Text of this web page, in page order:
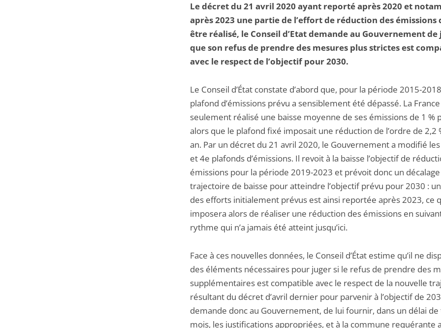
Le décret du 21 avril 2020 ayant reporté après 2020 et
après 2023 une partie de l’effort de réduction des émissions
être réalisé, le Conseil d’Etat demande au Gouvernement
que son refus de prendre des mesures plus strictes est
avec le respect de l’objectif pour 2030.
Le Conseil d’État constate d’abord que, pour la période 2015-
plafond d’émissions prévu a sensiblement été dépassé. La France
seulement réalisé une baisse moyenne de ses émissions de 1 %
alors que le plafond fixé imposait une réduction de l’ordre de 2,2
an. Par un décret du 21 avril 2020, le Gouvernement a modifié
et 4e plafonds d’émissions. Il revoit à la baisse l’objectif de
émissions pour la période 2019-2023 et prévoit donc un
trajectoire de baisse pour atteindre l’objectif prévu pour 2030 :
des efforts initialement prévus est ainsi reportée après 2023, ce
imposera alors de réaliser une réduction des émissions en
rythme qui n’a jamais été atteint jusqu’ici.
Face à ces nouvelles données, le Conseil d’État estime qu’il ne
des éléments nécessaires pour juger si le refus de prendre des
supplémentaires est compatible avec le respect de la nouvelle
résultant du décret d’avril dernier pour parvenir à l’objectif de
demande donc au Gouvernement, de lui fournir, dans un délai
mois, les justifications appropriées, et à la commune requérante